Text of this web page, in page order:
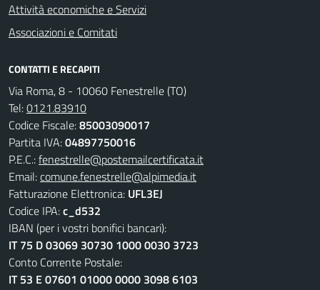
Attività economiche e Servizi
Associazioni e Comitati
CONTATTI E RECAPITI
Via Roma, 8 - 10060 Fenestrelle (TO)
Tel:0121.83910
Codice Fiscale:85003090017
Partita IVA:04897750016
P.E.C.:fenestrelle@postemailcertificata.it
Email:comune.fenestrelle@alpimedia.it
Fatturazione Elettronica: UFL3EJ
Codice IPA:c_d532
IBAN (per i vostri bonifici bancari):
IT 75 D 03069 30730 1000 0030 3723
Conto Corrente Postale:
IT 53 E 07601 01000 0000 3098 6103